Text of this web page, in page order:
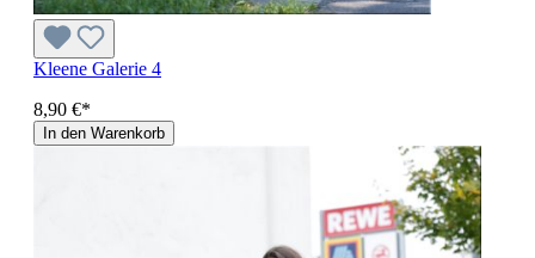
Kleene Galerie 4
8,90 €*
In den Warenkorb